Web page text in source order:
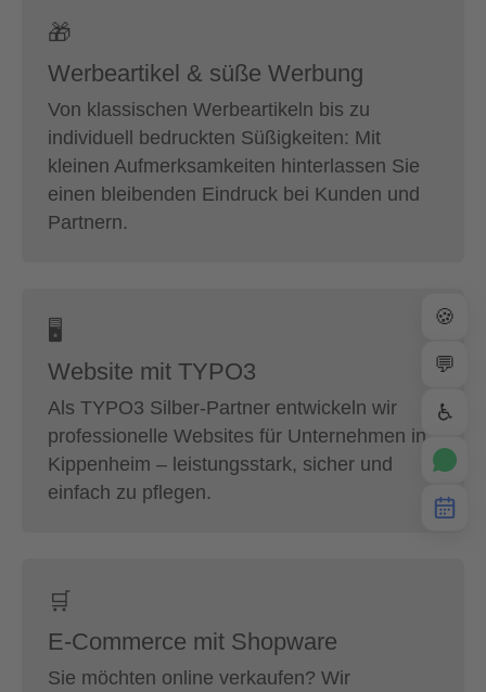
🎁
Werbeartikel & süße Werbung
Von klassischen Werbeartikeln bis zu
individuell bedruckten Süßigkeiten: Mit
kleinen Aufmerksamkeiten hinterlassen Sie
einen bleibenden Eindruck bei Kunden und
Partnern.
🖥
Website mit TYPO3
Als TYPO3 Silber-Partner entwickeln wir
professionelle Websites für Unternehmen in
Kippenheim – leistungsstark, sicher und
einfach zu pflegen.
🛒
E-Commerce mit Shopware
Sie möchten online verkaufen? Wir
🍪
💬
♿